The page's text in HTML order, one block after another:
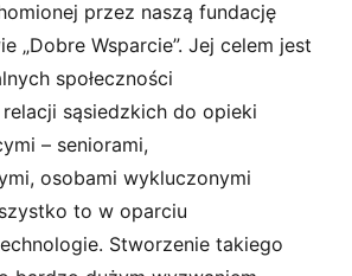
przez naszą fundację
„Dobre Wsparcie”. Jej celem jest
społeczności
sąsiedzkich do opieki
– seniorami,
osobami wykluczonymi
to w oparciu
Stworzenie takiego